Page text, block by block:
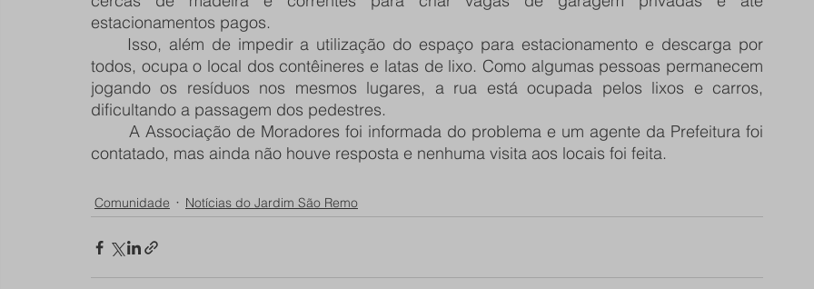
estacionamentos pagos.
todos, ocupa o local dos contêineres e latas de lixo. Como algumas pessoas permanecem
jogando os resíduos nos mesmos lugares, a rua está ocupada pelos lixos e carros,
dificultando a passagem dos pedestres.
contatado, mas ainda não houve resposta e nenhuma visita aos locais foi feita.
Comunidade Notícias do Jardim São Remo